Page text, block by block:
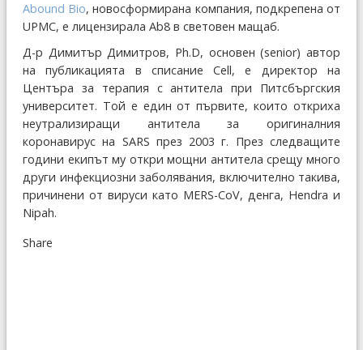
Abound Bio, новосформирана компания, подкрепена от
UPMC, е лицензирала Ab8 в световен мащаб.
Д-р Димитър Димитров, Ph.D, основен (senior) автор
на публикацията в списание Cell, e директор на
Центъра за терапия с антитела при Питсбъргския
университет. Той е един от първите, които откриха
неутрализиращи антитела за оригиналния
коронавирус на SARS през 2003 г. През следващите
години екипът му откри мощни антитела срещу много
други инфекциозни заболявания, включително такива,
причинени от вируси като MERS-CoV, денга, Hendra и
Nipah.
Share